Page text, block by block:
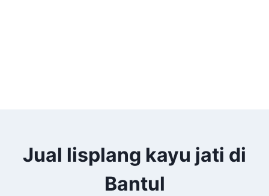
Jual lisplang kayu jati di
Bantul